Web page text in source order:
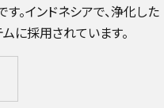
。インドネシアで、浄化した
に採用されています。
る